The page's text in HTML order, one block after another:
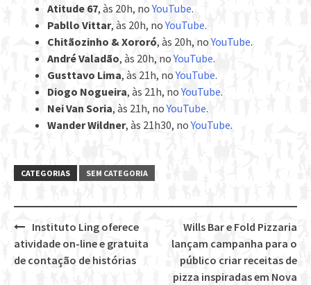
Atitude 67, às 20h, noYouTube.
Pabllo Vittar, às 20h, noYouTube.
Chitãozinho & Xororó, às 20h, noYouTube.
André Valadão, às 20h, noYouTube.
Gusttavo Lima, às 21h, noYouTube.
Diogo Nogueira, às 21h, noYouTube.
Nei Van Soria, às 21h, noYouTube.
Wander Wildner, às 21h30, noYouTube.
CATEGORIAS SEM CATEGORIA
Post
navigation
Wills Bar e Fold Pizzaria
lançam campanha para o
público criar receitas de
pizza inspiradas em Nova
Instituto Ling oferece
atividade on-line e gratuita
de contação de histórias